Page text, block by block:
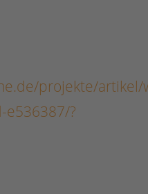
projekte/artikel/
e536387/?